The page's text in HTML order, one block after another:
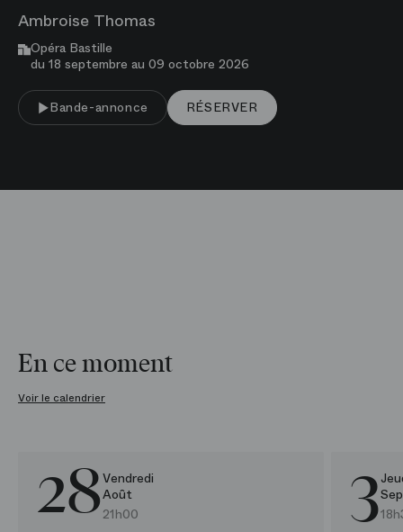
Ambroise Thomas
Opéra Bastille
du 18 septembre au 09 octobre 2026
Bande-annonce RÉSERVER VOIR PLUS
En ce moment
Voir le calendrier
Felix Mendelssohn /​ Gustav Mahler
Concert et Récital
28Vendredi
Août
21h00
Toï toï
3